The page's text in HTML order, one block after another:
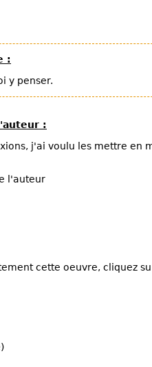
:
y penser.
:
j'ai voulu les mettre en
l'auteur
cette oeuvre, cliquez